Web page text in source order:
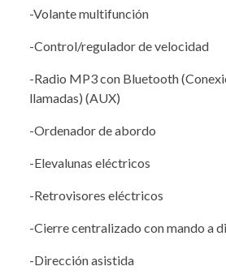
-Volante multifunción
-Control/regulador de velocidad
-Radio MP3 con Bluetooth
llamadas) (AUX)
-Ordenador de abordo
-Elevalunas eléctricos
-Retrovisores eléctricos
-Cierre centralizado con mando a
-Dirección asistida